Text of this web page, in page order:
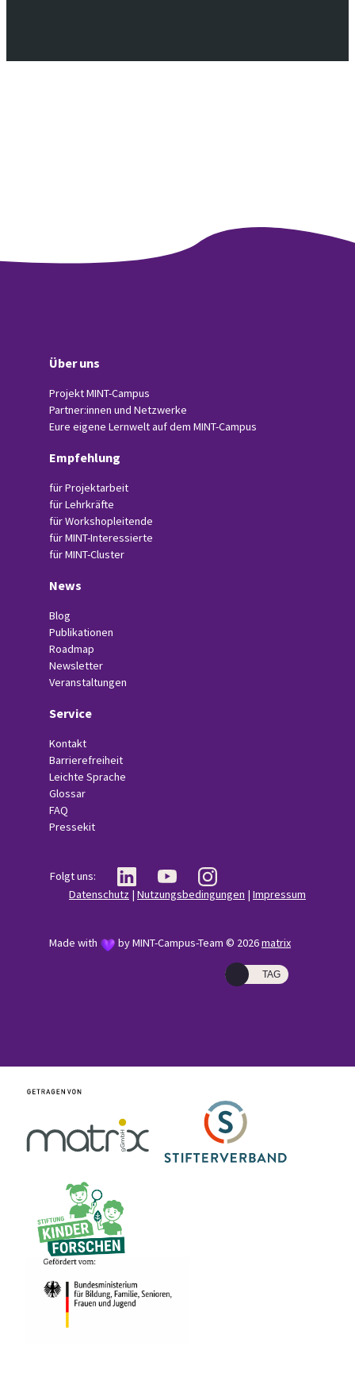
Über uns
Projekt MINT-Campus
Partner:innen und Netzwerke
Eure eigene Lernwelt auf dem MINT-Campus
Empfehlung
für Projektarbeit
für Lehrkräfte
für Workshopleitende
für MINT-Interessierte
für MINT-Cluster
News
Blog
Publikationen
Roadmap
Newsletter
Veranstaltungen
Service
Kontakt
Barrierefreiheit
Leichte Sprache
Glossar
FAQ
Pressekit
Folgt uns:
Datenschutz | Nutzungsbedingungen | Impressum
Made with by MINT-Campus-Team © 2026matrix
TAG